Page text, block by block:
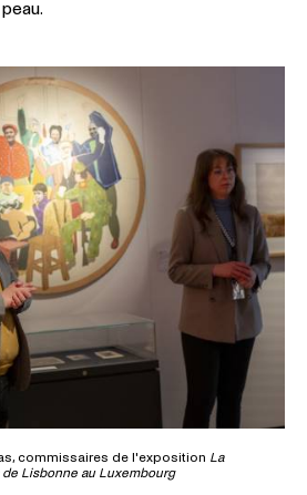
commissaires de l'exposition La
de Lisbonne au Luxembourg